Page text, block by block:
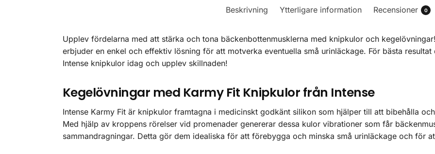
Beskrivning Ytterligare information Recensioner 0
Upplev fördelarna med att stärka och tona bäckenbottenmusklerna med knipkulor och
erbjuder en enkel och effektiv lösning för att motverka eventuella små urinläckage. För bästa
Intense knipkulor idag och upplev skillnaden!
Kegelövningar med Karmy Fit Knipkulor från Intense
Intense Karmy Fit är knipkulor framtagna i medicinskt godkänt silikon som hjälper till att bibehålla
Med hjälp av kroppens rörelser vid promenader genererar dessa kulor vibrationer som får
sammandragningar. Detta gör dem idealiska för att förebygga och minska små urinläckage och för